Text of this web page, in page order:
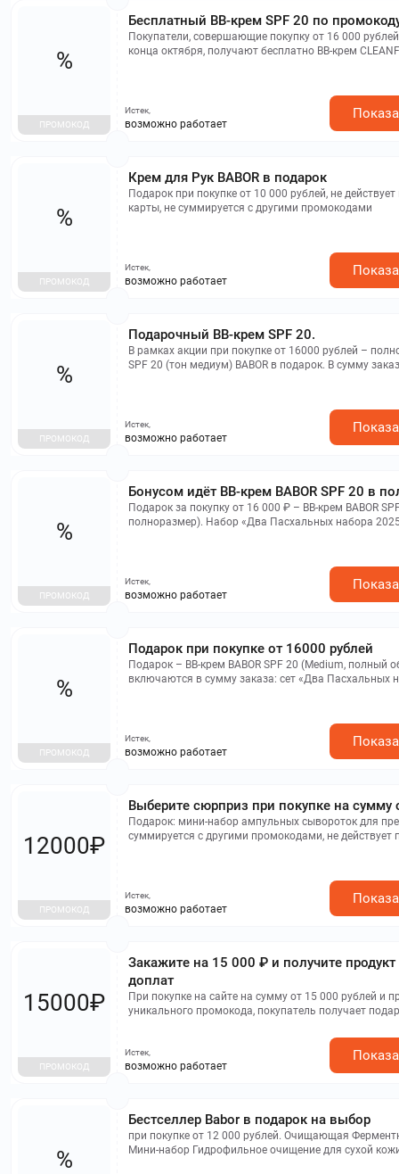
Бесплатный BB-крем SPF 20 по
Покупатели, совершающие покупку от 16 000
конца октября, получают бесплатно BB-крем
%
ПРОМОКОД
Истек,
возможно работает
Крем для Рук BABOR в подарок
Подарок при покупке от 10 000 рублей, не
карты, не суммируется с другими промокодами
%
ПРОМОКОД
Истек,
возможно работает
Подарочный BB-крем SPF 20.
В рамках акции при покупке от 16000 рублей –
SPF 20 (тон медиум) BABOR в подарок. В сумму
%
ПРОМОКОД
Истек,
возможно работает
Бонусом идёт BB-крем BABOR SPF 20 в
Подарок за покупку от 16 000 ₽ – BB-крем BABOR
полноразмер). Набор «Два Пасхальных набора
%
ПРОМОКОД
Истек,
возможно работает
Подарок при покупке от 16000 рублей
Подарок – BB-крем BABOR SPF 20 (Medium, полный
включаются в сумму заказа: сет «Два Пасхальных
%
ПРОМОКОД
Истек,
возможно работает
Выберите сюрприз при покупке на сумму
Подарок: мини-набор ампульных сывороток для
суммируется с другими промокодами, не действует
12000₽
ПРОМОКОД
Истек,
возможно работает
Закажите на 15 000 ₽ и получите продукт
доплат
При покупке на сайте на сумму от 15 000 рублей и применении
уникального промокода, покупатель получает
подарочных карт, не суммируется с другими
15000₽
ПРОМОКОД
Истек,
возможно работает
Бестселлер Babor в подарок на выбор
при покупке от 12 000 рублей. Очищающая
Мини-набор Гидрофильное очищение для сухой
%